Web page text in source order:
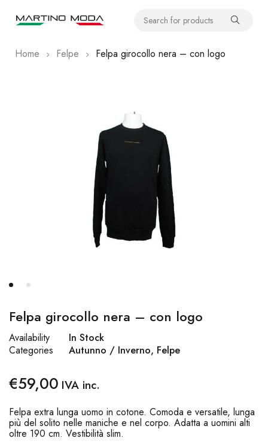
Home Felpe Felpa girocollo nera – con logo
Felpa girocollo nera – con logo
Availability
In Stock
Categories
Autunno / Inverno, Felpe
€59,00 IVA inc.
Felpa extra lunga uomo in cotone. Comoda e versatile, lunga
più del solito nelle maniche e nel corpo. Adatta a uomini alti
oltre 190 cm. Vestibilità slim.